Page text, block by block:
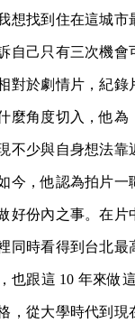
想找到住在這城
自己只有三次機
對於劇情片，紀錄
麼角度切入，他為
不少與自身想法
今，他認為拍片
好份內之事。在
同時看得到台北
也跟這 10 年來做
，從大學時代到